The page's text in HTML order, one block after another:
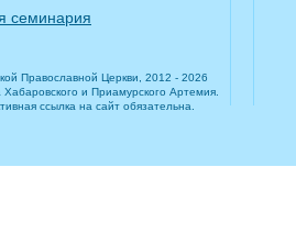
семинария
Православной Церкви, 2012 - 2026
и Приамурского Артемия.
ссылка на сайт обязательна.